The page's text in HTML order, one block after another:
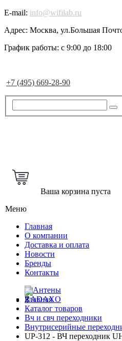
E-mail: info@wifilab.ru
Адрес: Москва, ул.Большая
График работы: с 9:00 до 18:00
+7 (495) 669-28-90
Ваша корзина пуста
Меню
Главная
О компании
Доставка и оплата
Новости
Бренды
Контакты
Главная
Каталог товаров
Вч и свч переходники
Внутрисерийные
UP-312 - ВЧ переходник